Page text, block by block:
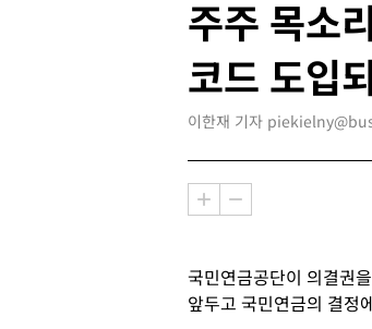
주주 목소
코드 도입
이한재 기자
국민연금공단이 의결권
앞두고 국민연금의 결정